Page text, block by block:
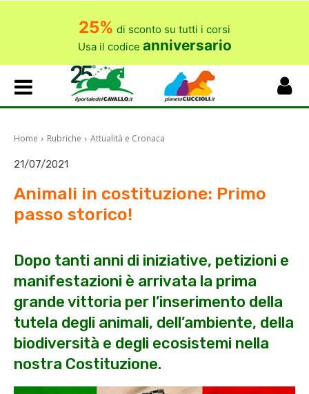
25% di sconto su tutti i corsi
Usa il codice anniversario
Home Rubriche Attualità e Cronaca
21/07/2021
Animali in costituzione: Primo
passo storico!
Dopo tanti anni di iniziative, petizioni e
manifestazioni è arrivata la prima
grande vittoria per l’inserimento della
tutela degli animali, dell’ambiente, della
biodiversità e degli ecosistemi nella
nostra Costituzione.